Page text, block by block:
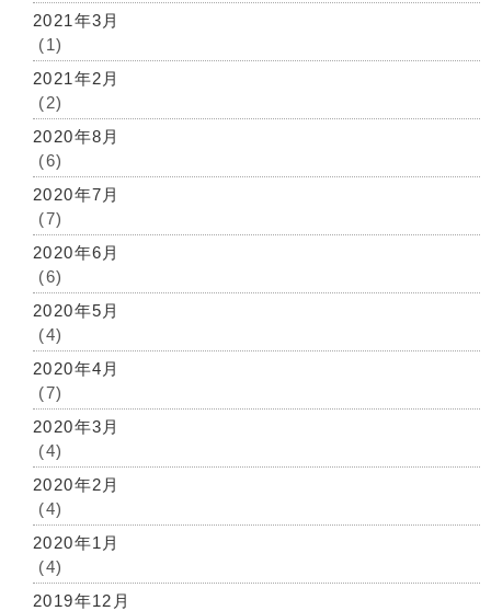
2021年3月
(1)
2021年2月
(2)
2020年8月
(6)
2020年7月
(7)
2020年6月
(6)
2020年5月
(4)
2020年4月
(7)
2020年3月
(4)
2020年2月
(4)
2020年1月
(4)
2019年12月